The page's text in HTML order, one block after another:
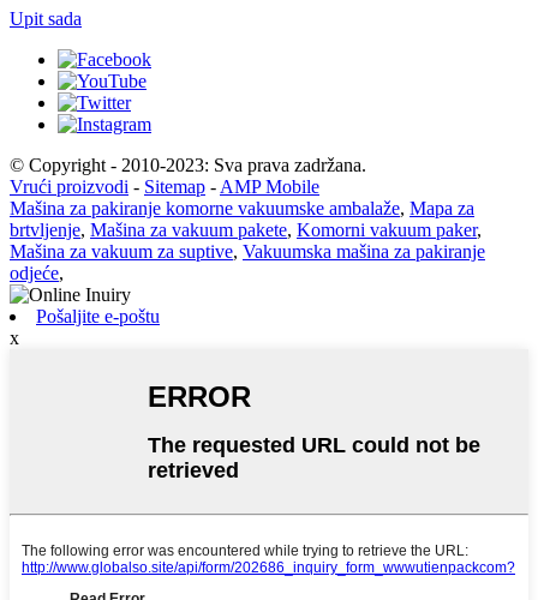
Upit sada
© Copyright - 2010-2023: Sva prava zadržana.
Vrući proizvodi - Sitemap - AMP Mobile
Mašina za pakiranje komorne vakuumske ambalaže, Mapa za
brtvljenje, Mašina za vakuum pakete, Komorni vakuum paker,
Mašina za vakuum za suptive, Vakuumska mašina za pakiranje
odjeće,
Pošaljite e-poštu
x